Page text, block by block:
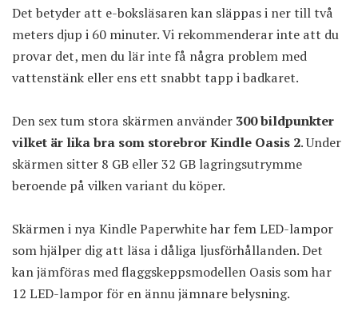
Det betyder att e-boksläsaren kan släppas i ner till två
meters djup i 60 minuter. Vi rekommenderar inte att du
provar det, men du lär inte få några problem med
vattenstänk eller ens ett snabbt tapp i badkaret.
Den sex tum stora skärmen använder 300 bildpunkter
vilket är lika bra som storebror Kindle Oasis 2. Under
skärmen sitter 8 GB eller 32 GB lagringsutrymme
beroende på vilken variant du köper.
Skärmen i nya Kindle Paperwhite har fem LED-lampor
som hjälper dig att läsa i dåliga ljusförhållanden. Det
kan jämföras med flaggskeppsmodellen Oasis som har
12 LED-lampor för en ännu jämnare belysning.